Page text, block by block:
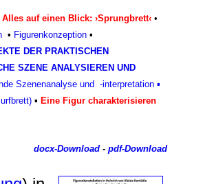
Alles auf einen Blick: ›Sprungbrett‹ •
▪ Figurenkonzeption ▪
DER PRAKTISCHEN
SZENE ANALYSIEREN UND
Szenenanalyse und -interpretation ▪
▪ Eine Figur charakterisieren
docx-Download - pdf-Download